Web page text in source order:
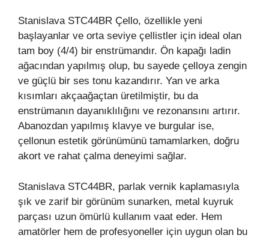
Stanislava STC44BR Çello, özellikle yeni
başlayanlar ve orta seviye çellistler için ideal olan
tam boy (4/4) bir enstrümandır. Ön kapağı ladin
ağacından yapılmış olup, bu sayede çelloya zengin
ve güçlü bir ses tonu kazandırır. Yan ve arka
kısımları akçaağaçtan üretilmiştir, bu da
enstrümanın dayanıklılığını ve rezonansını artırır.
Abanozdan yapılmış klavye ve burgular ise,
çellonun estetik görünümünü tamamlarken, doğru
akort ve rahat çalma deneyimi sağlar.
Stanislava STC44BR, parlak vernik kaplamasıyla
şık ve zarif bir görünüm sunarken, metal kuyruk
parçası uzun ömürlü kullanım vaat eder. Hem
amatörler hem de profesyoneller için uygun olan bu